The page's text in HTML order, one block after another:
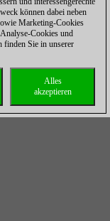
können dabei neben
Marketing-Cookies
Cookies und
finden Sie in unserer
Alles
akzeptieren